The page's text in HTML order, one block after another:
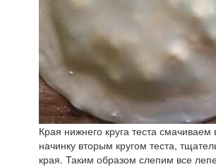
Края нижнего круга теста
начинку вторым кругом теста,
края. Таким образом слепим все